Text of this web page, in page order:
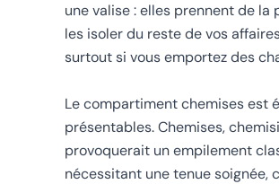
une valise : elles prennent de
les isoler du reste de vos
surtout si vous emportez des
Le compartiment chemises est
présentables. Chemises,
provoquerait un empilement
nécessitant une tenue soignée,